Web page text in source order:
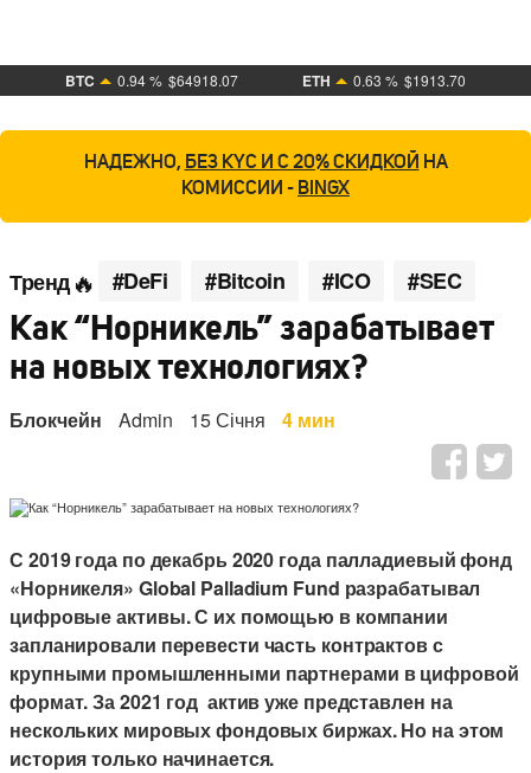
BTC 0.94 % $64918.07 ETH 0.63 % $1913.70
НАДЕЖНО, БЕЗ KYC И С 20% СКИДКОЙ НА
КОМИССИИ - BINGX
Тренд #DeFi #Bitcoin #ICO #SEC
Как “Норникель” зарабатывает
на новых технологиях?
Блокчейн Admin 15 Січня 4 мин
С 2019 года по декабрь 2020 года палладиевый фонд
«Норникеля» Global Palladium Fund разрабатывал
цифровые активы. С их помощью в компании
запланировали перевести часть контрактов с
крупными промышленными партнерами в цифровой
формат. За 2021 год актив уже представлен на
нескольких мировых фондовых биржах. Но на этом
история только начинается.